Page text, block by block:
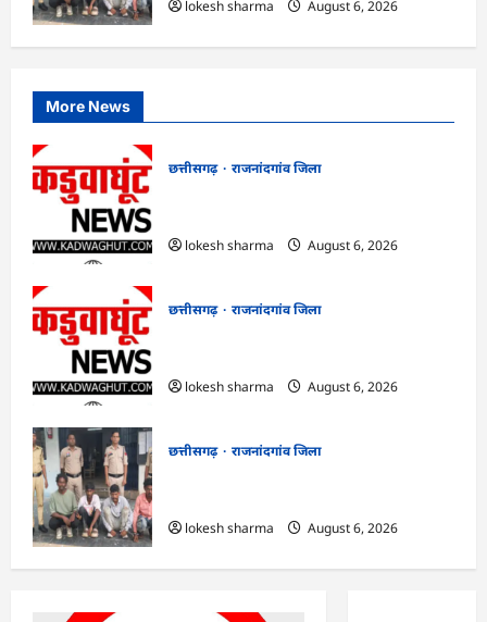
lokesh sharma
August 6, 2026
More News
छत्तीसगढ़
राजनांदगांव जिला
lokesh sharma
August 6, 2026
छत्तीसगढ़
राजनांदगांव जिला
lokesh sharma
August 6, 2026
छत्तीसगढ़
राजनांदगांव जिला
lokesh sharma
August 6, 2026